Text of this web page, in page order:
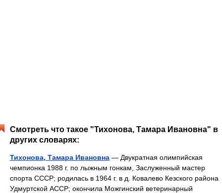
Смотреть что такое "Тихонова, Тамара Ивановна" в
других словарях:
Тихонова, Тамара Ивановна — Двукратная олимпийская
чемпионка 1988 г. по лыжным гонкам, Заслуженный мастер
спорта СССР; родилась в 1964 г. в д. Ковалево Кезского района
Удмуртской АССР; окончила Можгинский ветеринарный